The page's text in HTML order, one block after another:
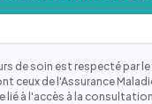
de soin est respecté par
ceux de l'Assurance
lié à l'accès à la